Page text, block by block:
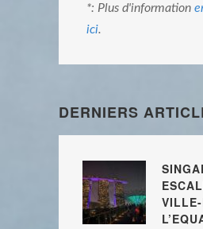
*: Plus d'information
ici.
DERNIERS